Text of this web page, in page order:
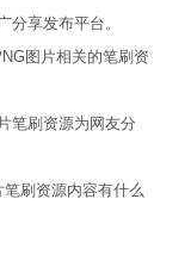
分享发布平台。
图片相关的笔刷资
笔刷资源为网友分
刷资源内容有什么